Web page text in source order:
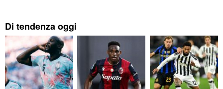
Di tendenza oggi